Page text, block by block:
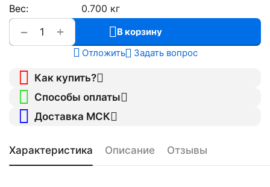
Вес: 0.700 кг
+
−
В корзину
Отложить
Задать вопрос
Как купить?
Способы оплаты
Доставка МСК
Характеристика Описание Отзывы